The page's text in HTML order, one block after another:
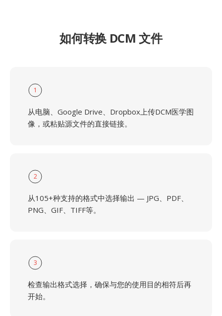
如何转换 DCM 文件
1
从电脑、Google Drive、Dropbox上传DCM医学图
像，或粘贴源文件的直接链接。
2
从105+种支持的格式中选择输出 — JPG、PDF、
PNG、GIF、TIFF等。
3
检查输出格式选择，确保与您的使用目的相符后再
开始。